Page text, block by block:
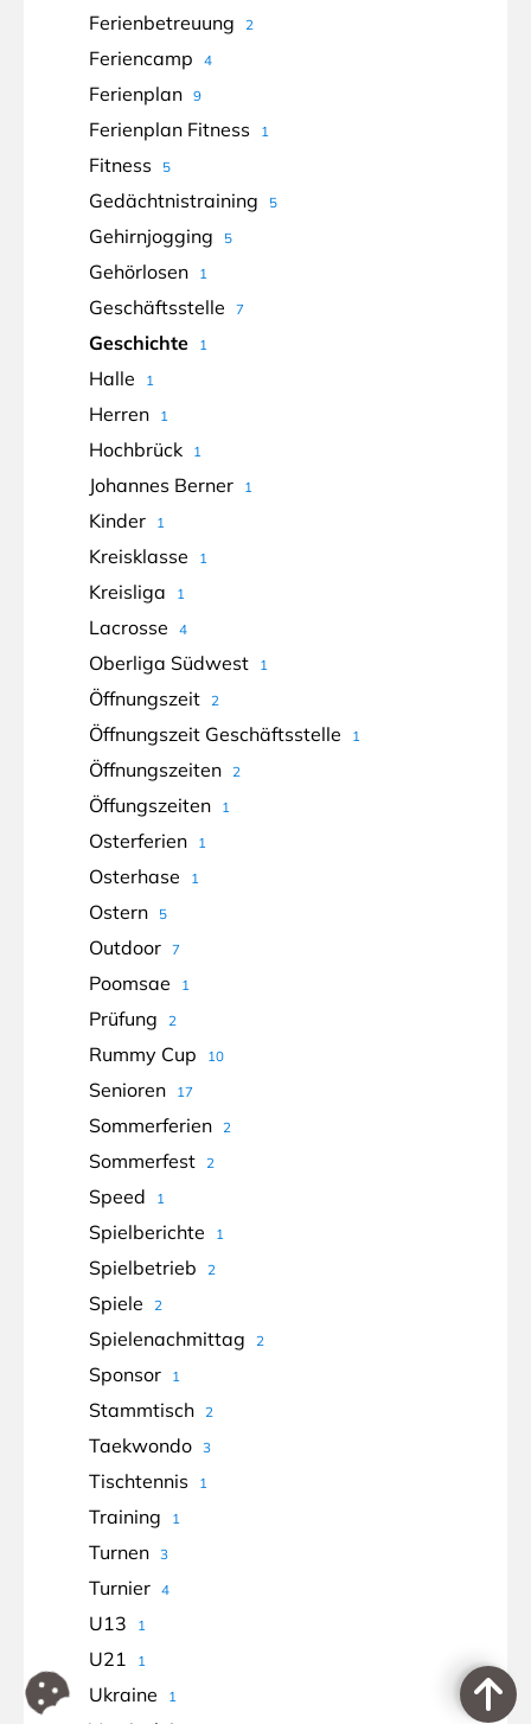
Ferienbetreuung 2
Feriencamp 4
Ferienplan 9
Ferienplan Fitness 1
Fitness 5
Gedächtnistraining 5
Gehirnjogging 5
Gehörlosen 1
Geschäftsstelle 7
Geschichte 1
Halle 1
Herren 1
Hochbrück 1
Johannes Berner 1
Kinder 1
Kreisklasse 1
Kreisliga 1
Lacrosse 4
Oberliga Südwest 1
Öffnungszeit 2
Öffnungszeit Geschäftsstelle 1
Öffnungszeiten 2
Öffungszeiten 1
Osterferien 1
Osterhase 1
Ostern 5
Outdoor 7
Poomsae 1
Prüfung 2
Rummy Cup 10
Senioren 17
Sommerferien 2
Sommerfest 2
Speed 1
Spielberichte 1
Spielbetrieb 2
Spiele 2
Spielenachmittag 2
Sponsor 1
Stammtisch 2
Taekwondo 3
Tischtennis 1
Training 1
Turnen 3
Turnier 4
U13 1
U21 1
Ukraine 1